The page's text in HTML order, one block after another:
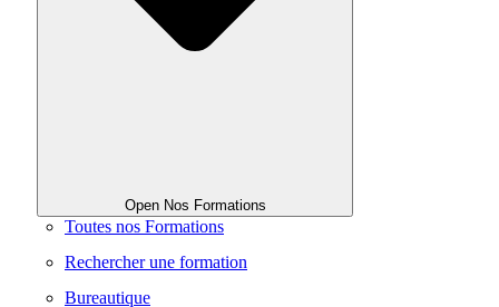
Open Nos Formations
Toutes nos Formations
Rechercher une formation
Bureautique